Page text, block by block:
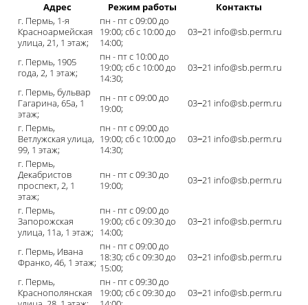
Адрес Режим работы
Контакты
г. Пермь, 1-я
Красноармейская
улица, 21, 1 этаж;
пн - пт с 09:00 до
19:00; сб с 10:00 до
14:00;
03‒21 info@sb.perm.ru
г. Пермь, 1905
года, 2, 1 этаж;
пн - пт с 10:00 до
19:00; сб с 10:00 до
14:30;
03‒21 info@sb.perm.ru
г. Пермь, бульвар
Гагарина, 65а, 1
этаж;
пн - пт с 09:00 до
19:00;
03‒21 info@sb.perm.ru
г. Пермь,
Ветлужская улица,
99, 1 этаж;
пн - пт с 09:00 до
19:00; сб с 10:00 до
14:30;
03‒21 info@sb.perm.ru
г. Пермь,
Декабристов
проспект, 2, 1
этаж;
пн - пт с 09:30 до
19:00;
03‒21 info@sb.perm.ru
г. Пермь,
Запорожская
улица, 11а, 1 этаж;
пн - пт с 09:00 до
19:00; сб с 09:30 до
14:00;
03‒21 info@sb.perm.ru
г. Пермь, Ивана
Франко, 46, 1 этаж;
пн - пт с 09:00 до
18:30; сб с 09:30 до
15:00;
03‒21 info@sb.perm.ru
г. Пермь,
Краснополянская
пн - пт с 09:30 до
19:00; сб с 09:30 до
03‒21 info@sb.perm.ru